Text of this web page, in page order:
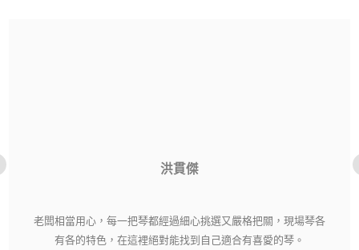
洪貫傑
老闆相當用心，每一把琴都經過細心挑選又嚴格把關，現場琴各
有各的特色，在這裡絕對能找到自己適合有喜愛的琴。